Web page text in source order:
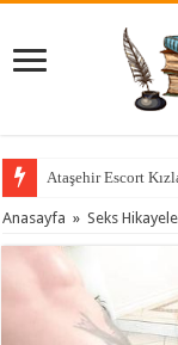
Ataşehir Escort
Anasayfa » Seks